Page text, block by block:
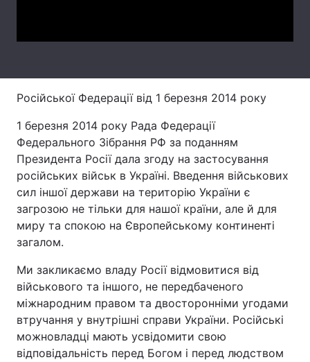
Економіка Світ
Техно і зв'язок Лайт
Зброя Інциденти
Здоров'я Туризм
Цікавинки Погода
Екологія Регіони
Відео з Youtube Статті
Інтерв'ю Думки
Архів Вакансії
Російської Федерації від 1 березня 2014 року
1 березня 2014 року Рада Федерації
Федерального Зібрання РФ за поданням
Президента Росії дала згоду на застосування
російських військ в Україні. Введення військових
сил іншої держави на територію України є
загрозою не тільки для нашої країни, але й для
миру та спокою на Європейському континенті
загалом.
Ми закликаємо владу Росії відмовитися від
військового та іншого, не передбаченого
міжнародним правом та двосторонніми угодами
втручання у внутрішні справи України. Російські
можновладці мають усвідомити свою
відповідальність перед Богом і перед людством